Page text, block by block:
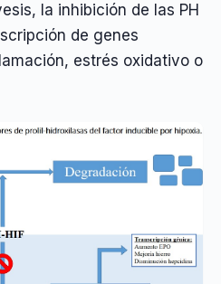
la inhibición de las PH
de genes
estrés oxidativo o